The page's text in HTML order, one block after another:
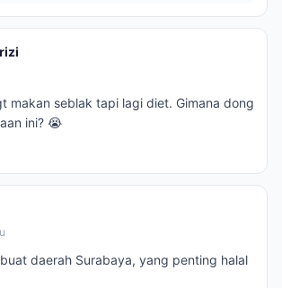
makan seblak tapi lagi diet. Gimana dong
ini? 😭
daerah Surabaya, yang penting halal